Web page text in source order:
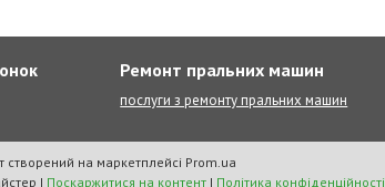
Ремонт пральних машин
послуги з ремонту пральних машин
створений на маркетплейсі Prom.ua
Сервісний центр "Гарант-Майстер | Поскаржитися на контент | Політика конфіденційності